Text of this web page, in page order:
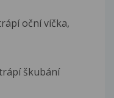
oční víčka,
škubání